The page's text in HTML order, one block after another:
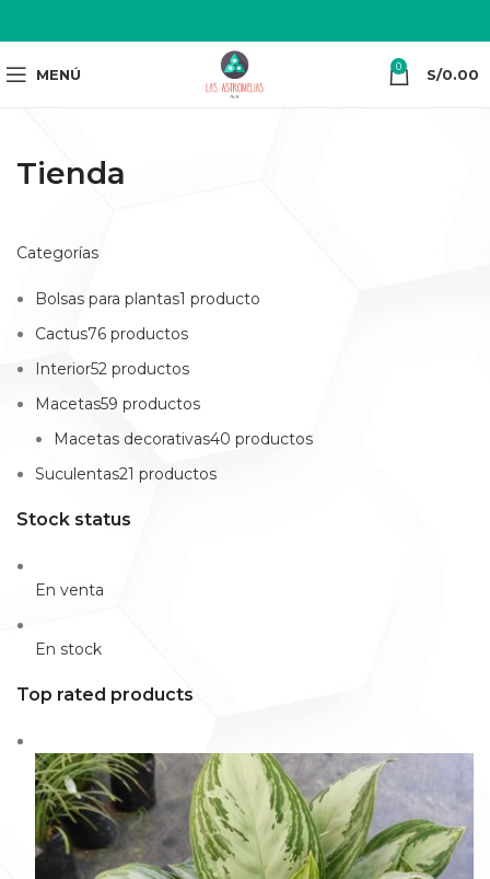
MENÚ 0 S/0.00
Tienda
Categorías
Bolsas para plantas1 producto
Cactus76 productos
Interior52 productos
Macetas59 productos
Macetas decorativas40 productos
Suculentas21 productos
Stock status
En venta
En stock
Top rated products